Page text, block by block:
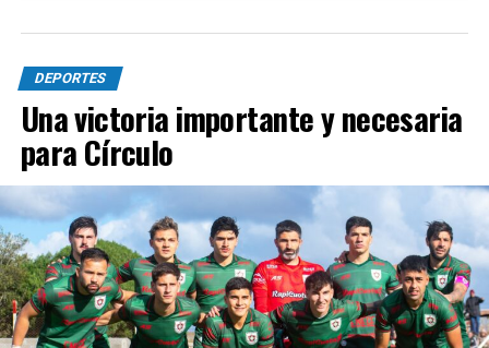
DEPORTES
Una victoria importante y necesaria
para Círculo